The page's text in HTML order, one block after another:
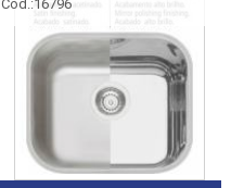
Cod.:16796